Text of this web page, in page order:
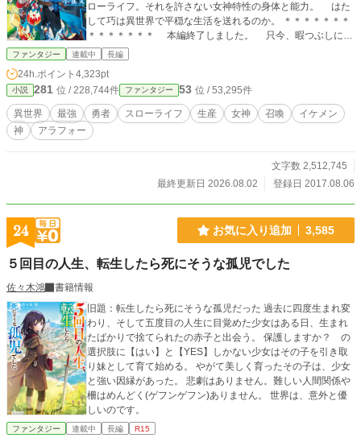
ローライフ。それを許さない女神特性の身体と能力。 はた
して巧は異世界で平穏な生活を送れるのか。 ＊＊＊＊＊＊＊
＊＊＊＊＊＊＊ 本編終了しました。 只今、暇つぶしに蛇
足をツラツラ書き殴っています。 お暇でしたらどうぞ。
中です。 よろしくお願いします。 ＊＊＊＊＊＊＊＊＊＊＊
＊＊＊
ファンタジー 連載中 長編
24h.ポイント 4,323pt
小説 281 位 / 228,744件 ファンタジー 53 位 / 53,295件
異世界 最強 勇者 スローライフ 生産 女神 召喚
イケメン
神
アラフォー
文字数 2,512,745
最終更新日 2026.08.02
登録日 2017.08.06
24 お気に入り追加 3,585
５回目の人生、転生したら死にそうな孤児でした
佐々木鴻
書籍情報
旧題：転生したら死にそうな孤児だった 過去に四度生まれ変
わり、そして五度目の人生に目覚めた少女はある日、生まれ
たばかりで捨てられたの赤子と出会う。 保護しますか？ の
選択肢に【はい】と【YES】しかない少女はその子を引き取
り妹として育て始める。 やがて美しく育ったその子は、少女
と強い因縁があった。 悲劇はありません。難しい人間関係や
柵はめんどく(ゲフンゲフン)ありません。 世界は、意外と優
しいのです。
ファンタジー 連載中 長編 R15